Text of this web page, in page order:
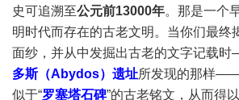
史可追溯至公元前13000年。那是一个
明时代而存在的古老文明。当你们最终
面纱，并从中发掘出古老的文字记载
多斯（Abydos）遗址所发现的那样
似于“罗塞塔石碑”的古老铭文，从而得